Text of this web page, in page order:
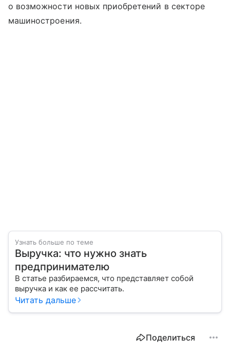
о возможности новых приобретений в секторе
машиностроения.
Узнать больше по теме
Выручка: что нужно знать
предпринимателю
В статье разбираемся, что представляет собой
выручка и как ее рассчитать.
Читать дальше
Поделиться